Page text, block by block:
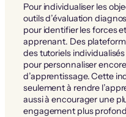
Pour individualiser les
outils d’évaluation
pour identifier les forces
apprenant. Des
des tutoriels
pour personnaliser
d’apprentissage. Cette
seulement à rendre
aussi à encourager une
engagement plus